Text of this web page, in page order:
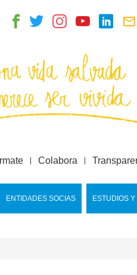
ENTIDADES SOCIAS ESTUDIOS
Colabora